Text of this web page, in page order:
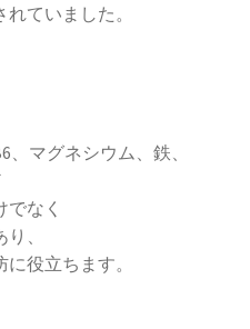
ていました。
マグネシウム、鉄、
なく
、
役立ちます。